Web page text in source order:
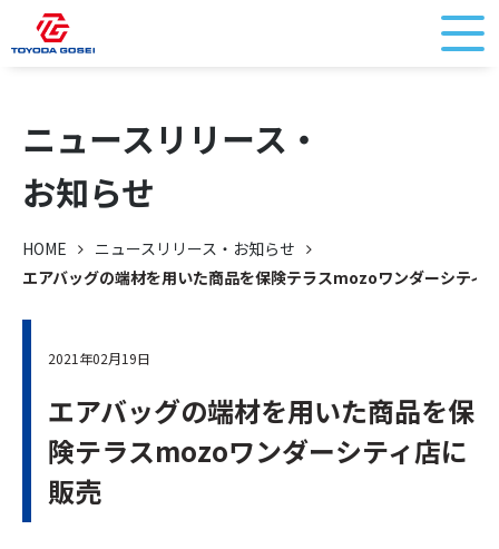
ニュースリリース・
お知らせ
HOME
ニュースリリース・お知らせ
エアバッグの端材を用いた商品を保険テラスmozoワンダーシティ
2021年02月19日
エアバッグの端材を用いた商品を保
険テラスmozoワンダーシティ店に
販売